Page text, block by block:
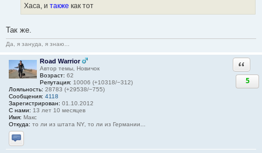
Хаса, и также как тот
Так же.
Да, я зануда, я знаю...
Road Warrior
Автор темы, Новичок
Возраст: 62
Репутация: 10006 (+10318/−312)
Лояльность: 28783 (+29538/−755)
Сообщения: 4118
Зарегистрирован: 01.10.2012
С нами: 13 лет 10 месяцев
Имя: Макс
Откуда: то ли из штата NY, то ли из Германии...
Отправить личное сообщение
5